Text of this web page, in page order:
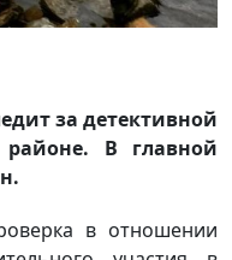
за детективной
В главной
в отношении